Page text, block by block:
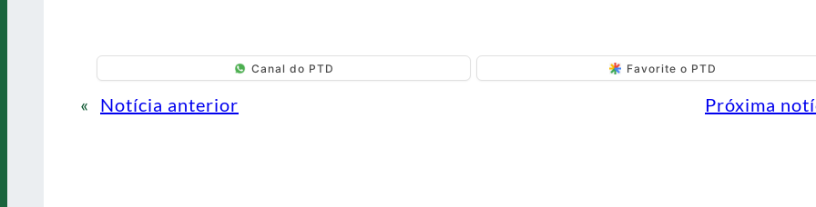
Canal do PTD Favorite o PTD
« Notícia anterior Próxima